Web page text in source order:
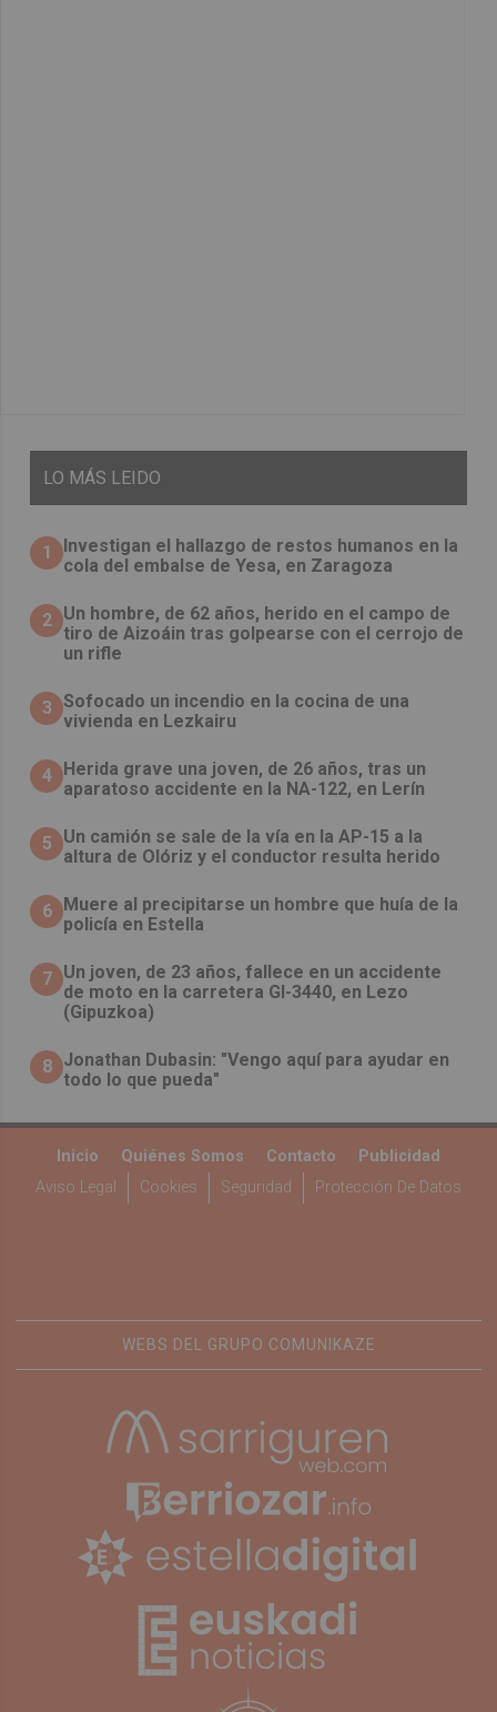
LO MÁS LEIDO
1
Investigan el hallazgo de restos humanos en la
cola del embalse de Yesa, en Zaragoza
2 Un hombre, de 62 años, herido en el campo de
tiro de Aizoáin tras golpearse con el cerrojo de
un rifle
3 Sofocado un incendio en la cocina de una
vivienda en Lezkairu
4 Herida grave una joven, de 26 años, tras un
aparatoso accidente en la NA-122, en Lerín
5
Un camión se sale de la vía en la AP-15 a la
altura de Olóriz y el conductor resulta herido
6 Muere al precipitarse un hombre que huía de la
policía en Estella
7 Un joven, de 23 años, fallece en un accidente
de moto en la carretera GI-3440, en Lezo
(Gipuzkoa)
8 Jonathan Dubasin: "Vengo aquí para ayudar en
todo lo que pueda"
Inicio Quiénes Somos Contacto
Publicidad
Aviso Legal
Cookies Seguridad Protección De Datos
WEBS DEL GRUPO COMUNIKAZE